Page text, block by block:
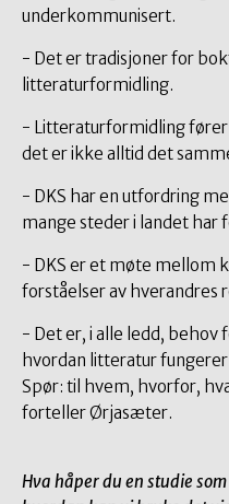
underkommunisert.
- Det er tradisjoner for
litteraturformidling.
- Litteraturformidling
det er ikke alltid det
- DKS har en utfordring
mange steder i landet har
- DKS er et møte mellom
forståelser av hverandres
- Det er, i alle ledd, behov
hvordan litteratur
Spør: til hvem, hvorfor,
forteller Ørjasæter.
Hva håper du en studie